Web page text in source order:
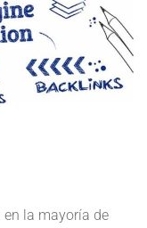
en la mayoría de